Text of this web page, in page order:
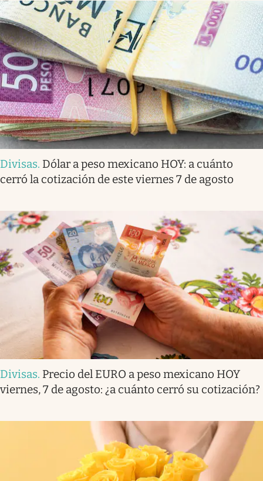
Divisas. Dólar a peso mexicano HOY: a cuánto
cerró la cotización de este viernes 7 de agosto
Divisas. Precio del EURO a peso mexicano HOY
viernes, 7 de agosto: ¿a cuánto cerró su cotización?